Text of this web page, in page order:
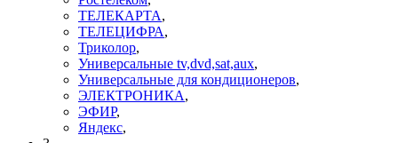
ТЕЛЕКАРТА,
ТЕЛЕЦИФРА,
Триколор,
Универсальные tv,dvd,sat,aux,
Универсальные для кондиционеров,
ЭЛЕКТРОНИКА,
ЭФИР,
Яндекс,